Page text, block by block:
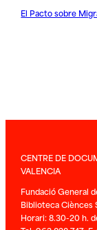
El Pacto sobre
CENTRE DE
VALENCIA
Fundació General
Biblioteca Ciènces
Horari: 8.30-20 h.